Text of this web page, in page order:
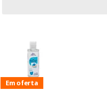
Ofertas
Outlet
Mobiliário
Novidades
Ofertas
sanitário
Medicina
tradicional
Em oferta